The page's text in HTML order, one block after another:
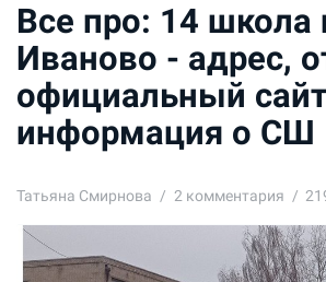
Все про: 14 школа
Иваново - адрес,
официальный
информация о СШ
Татьяна Смирнова 2 комментария